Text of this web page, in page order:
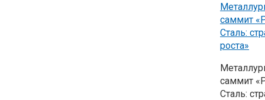
саммит
Сталь:
роста»
саммит
Сталь: